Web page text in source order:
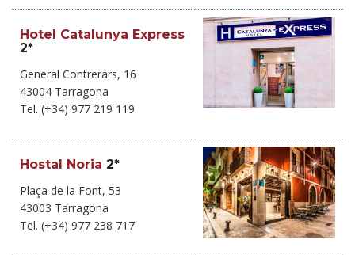
Hotel Catalunya Express
2*
General Contrerars, 16
43004 Tarragona
Tel. (+34) 977 219 119
Hostal Noria 2*
Plaça de la Font, 53
43003 Tarragona
Tel. (+34) 977 238 717